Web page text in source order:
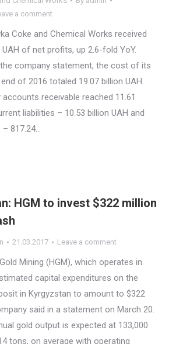
a comment
Coke and Chemical Works received
UAH of net profits, up 2.6-fold YoY.
company statement, the cost of its
of 2016 totaled 19.07 billion UAH.
receivable reached 11.61
liabilities – 10.53 billion UAH and
– 817.24…
HGM to invest $322 million
21.03.2017 Leave a comment
Mining (HGM), which operates in
capital expenditures on the
in Kyrgyzstan to amount to $322
said in a statement on March 20.
gold output is expected at 133,000
tons, on average with operating